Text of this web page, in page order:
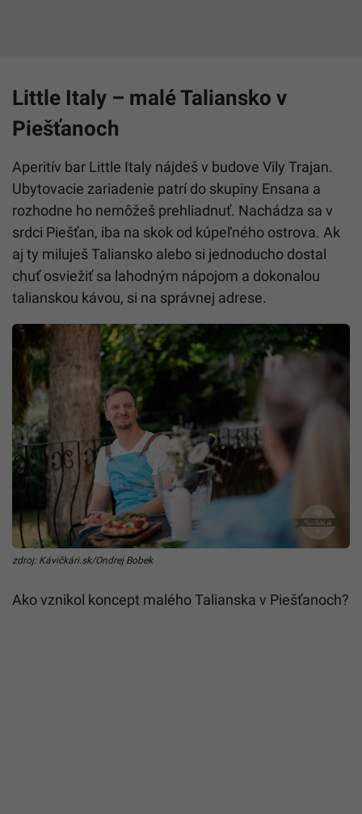
Little Italy – malé Taliansko v
Piešťanoch
Aperitív bar Little Italy nájdeš v budove Vily Trajan.
Ubytovacie zariadenie patrí do skupiny Ensana a
rozhodne ho nemôžeš prehliadnuť. Nachádza sa v
srdci Piešťan, iba na skok od kúpeľného ostrova. Ak
aj ty miluješ Taliansko alebo si jednoducho dostal
chuť osviežiť sa lahodným nápojom a dokonalou
talianskou kávou, si na správnej adrese.
zdroj: Kávičkári.sk/Ondrej Bobek
Ako vznikol koncept malého Talianska v Piešťanoch?